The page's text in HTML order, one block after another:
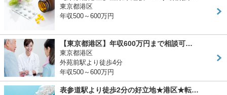
東京都港区
年収500～600万円
【東京都港区】年収600万円まで相談可…
東京都港区
外苑前駅より徒歩4分
年収500～600万円
表参道駅より徒歩2分の好立地★港区★転…